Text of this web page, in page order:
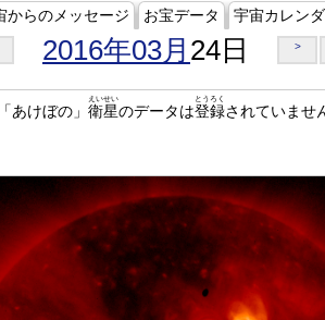
からのメッセージ お宝データ 宇宙カレン
2016年03月 24日 >
あけぼの」 衛星
えいせい
のデータは登録
とうろく
されていませ